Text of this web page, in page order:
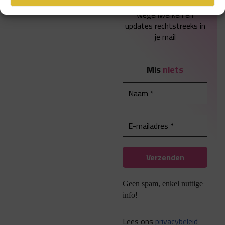
Krijg nieuwe
wegenwerken en
updates rechtstreeks in
je mail
Misniets
Geen spam, enkel nuttige
info!
Lees ons privacybeleid